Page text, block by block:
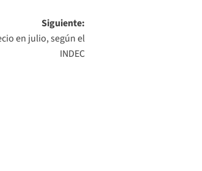
Siguiente:
en julio, según el
INDEC